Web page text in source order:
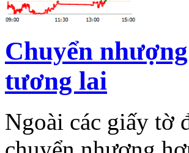
Chuyển
tương lai
Ngoài các giấy tờ